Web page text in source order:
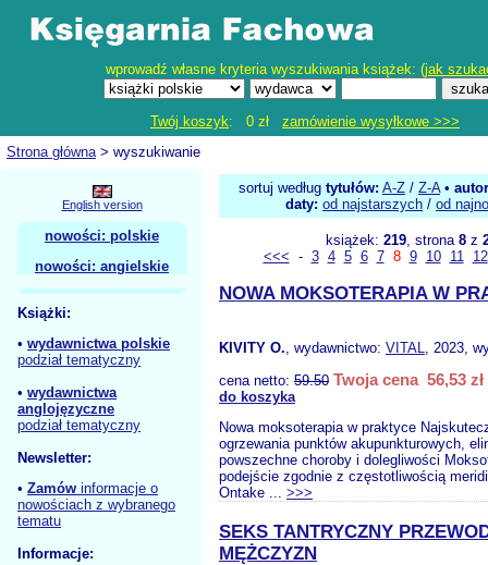
wprowadź własne kryteria wyszukiwania książek: (jak
Twój koszyk: 0 zł zamówienie wysyłkowe >>>
Strona główna> wyszukiwanie
English version
nowości: polskie
nowości: angielskie
Książki:
• wydawnictwa polskie
podział tematyczny
• wydawnictwa
anglojęzyczne
podział tematyczny
Newsletter:
• Zamów informacje o
nowościach z wybranego
tematu
Informacje:
sortuj według tytułów: A-Z / Z-A•
daty: od najstarszych / od
książek: 219, strona 8z
<<< - 3 4 5 6 7 8 9 10 11 12
NOWA MOKSOTERAPIA W
KIVITY O., wydawnictwo: VITAL, 2023,
cena netto: 59.50 Twoja cena 56,53 zł
do koszyka
Nowa moksoterapia w praktyce
ogrzewania punktów akupunkturowych,
powszechne choroby i dolegliwości
podejście zgodnie z częstotliwością
Ontake ... >>>
SEKS TANTRYCZNY
MĘŻCZYZN